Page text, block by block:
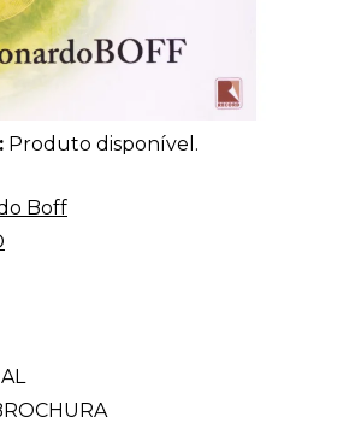
Produto disponível.
Boff